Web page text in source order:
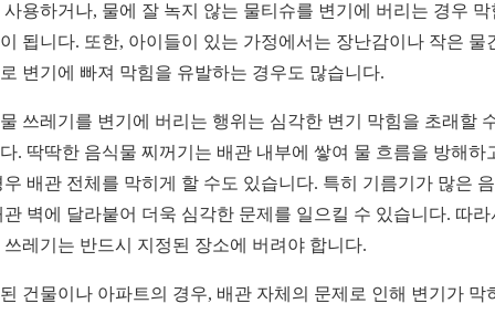
사용하거나, 물에 잘 녹지 않는 물티슈를 변기에 버리는 경우 막
됩니다. 또한, 아이들이 있는 가정에서는 장난감이나 작은 물
변기에 빠져 막힘을 유발하는 경우도 많습니다.
쓰레기를 변기에 버리는 행위는 심각한 변기 막힘을 초래할
. 딱딱한 음식물 찌꺼기는 배관 내부에 쌓여 물 흐름을 방해하
우 배관 전체를 막히게 할 수도 있습니다. 특히 기름기가 많은
관 벽에 달라붙어 더욱 심각한 문제를 일으킬 수 있습니다. 따라
쓰레기는 반드시 지정된 장소에 버려야 합니다.
건물이나 아파트의 경우, 배관 자체의 문제로 인해 변기가 막